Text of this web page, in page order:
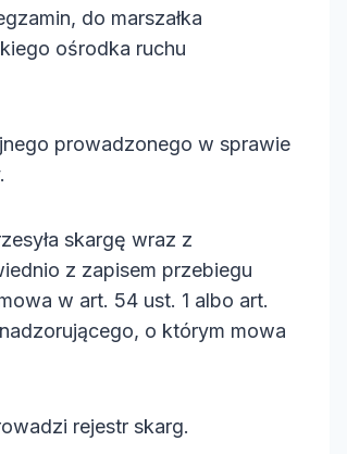
do marszałka
ośrodka ruchu
prowadzonego w sprawie
skargę wraz z
z zapisem przebiegu
w art. 54 ust. 1 albo art.
o którym mowa
rejestr skarg.